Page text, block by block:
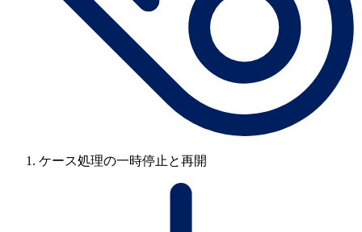
ケース処理の一時停止と再開